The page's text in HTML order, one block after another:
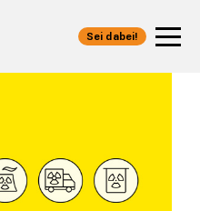
Sei dabei!